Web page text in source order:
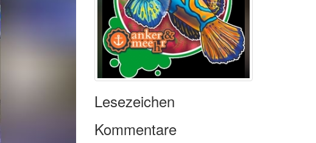
Lesezeichen
Kommentare